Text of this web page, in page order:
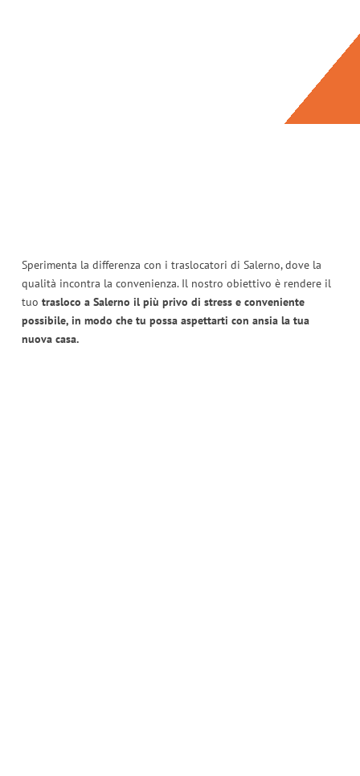
Sperimenta la differenza con i traslocatori di Salerno, dove la
qualità incontra la convenienza. Il nostro obiettivo è rendere il
tuo trasloco a Salerno il più privo di stress e conveniente
possibile, in modo che tu possa aspettarti con ansia la tua
nuova casa.